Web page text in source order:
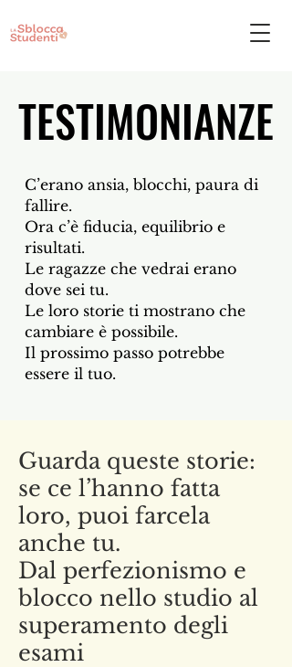
TESTIMONIANZE
TESTIMONIANZE
C’erano ansia, blocchi, paura di
fallire.
Ora c’è fiducia, equilibrio e
risultati.
Le ragazze che vedrai erano
dove sei tu.
Le loro storie ti mostrano che
cambiare è possibile.
Il prossimo passo potrebbe
essere il tuo.
Guarda queste storie:
se ce l’hanno fatta
loro, puoi farcela
anche tu.
Dal perfezionismo e
blocco nello studio al
superamento degli
esami